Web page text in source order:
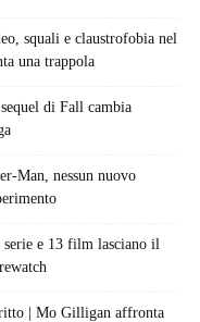
squali e claustrofobia nel
una trappola
di Fall cambia
Man, nessun nuovo
e 13 film lasciano il
| Mo Gilligan affronta